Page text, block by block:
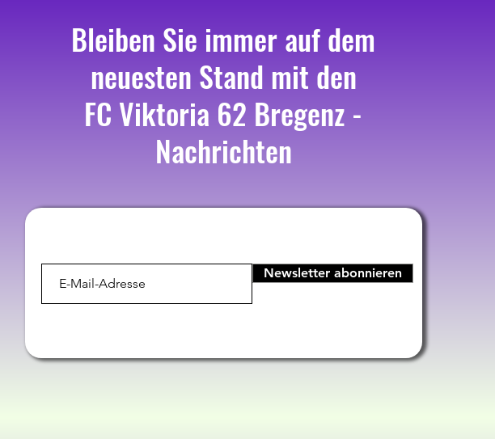
Bleiben Sie immer auf dem
neuesten Stand mit den
FC Viktoria 62 Bregenz -
Nachrichten
Newsletter abonnieren